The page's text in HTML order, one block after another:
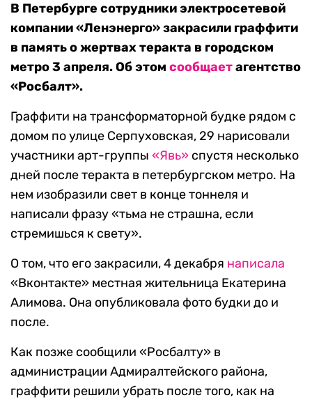
В Петербурге сотрудники электросетевой
компании «Ленэнерго» закрасили граффити
в память о жертвах теракта в городском
метро 3 апреля. Об этом сообщаетагентство
«Росбалт».
Граффити на трансформаторной будке рядом с
домом по улице Серпуховская, 29 нарисовали
участники арт-группы «Явь» спустя несколько
дней после теракта в петербургском метро. На
нем изобразили свет в конце тоннеля и
написали фразу «тьма не страшна, если
стремишься к свету».
О том, что его закрасили, 4 декабря написала
«Вконтакте» местная жительница Екатерина
Алимова. Она опубликовала фото будки до и
после.
Как позже сообщили «Росбалту» в
администрации Адмиралтейского района,
граффити решили убрать после того, как на